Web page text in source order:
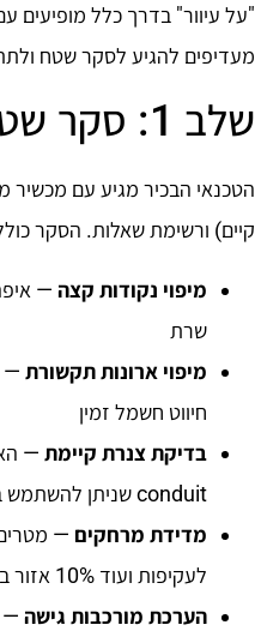
"על עיוור" בדרך כלל מופיעים
מעדיפים להגיע לסקר שטח
שלב 1: סקר שטח מקצועי
הטכנאי הבכיר מגיע עם מכשיר
קיים) ורשימת שאלות. הסקר
מיפוי נקודות קצה
שרת
מיפוי ארונות תקשורת
חיווט חשמל זמין
בדיקת צנרת קיימת
conduit שניתן להשתמש בו
מדידת מרחקים —
לעקיפות ועוד 10% אזור בטחון
הערכת מורכבות גישה —